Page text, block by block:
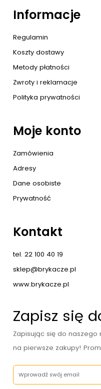
Informacje
Regulamin
Koszty dostawy
Metody płatności
Zwroty i reklamacje
Polityka prywatności
Moje konto
Zamówienia
Adresy
Dane osobiste
Prywatność
Kontakt
tel. 22 100 40 19
sklep@brykacze.pl
www.brykacze.pl
Zapisz się
Zapisując się do naszego
na pierwsze zakupy!